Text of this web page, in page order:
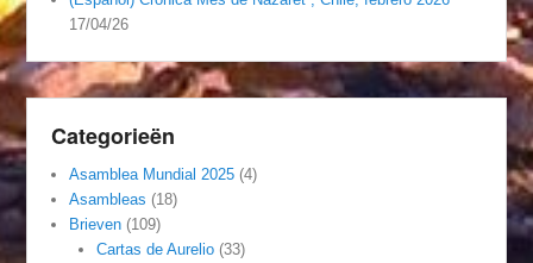
17/04/26
Categorieën
Asamblea Mundial 2025 (4)
Asambleas (18)
Brieven (109)
Cartas de Aurelio(33)